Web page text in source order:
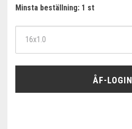
Minsta beställning: 1 st
ÅF-LOGIN